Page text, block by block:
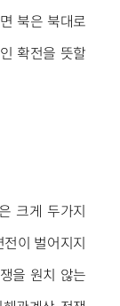
북은 북대로
확전을 뜻할
크게 두가지
이 벌어지지
을 원치 않는